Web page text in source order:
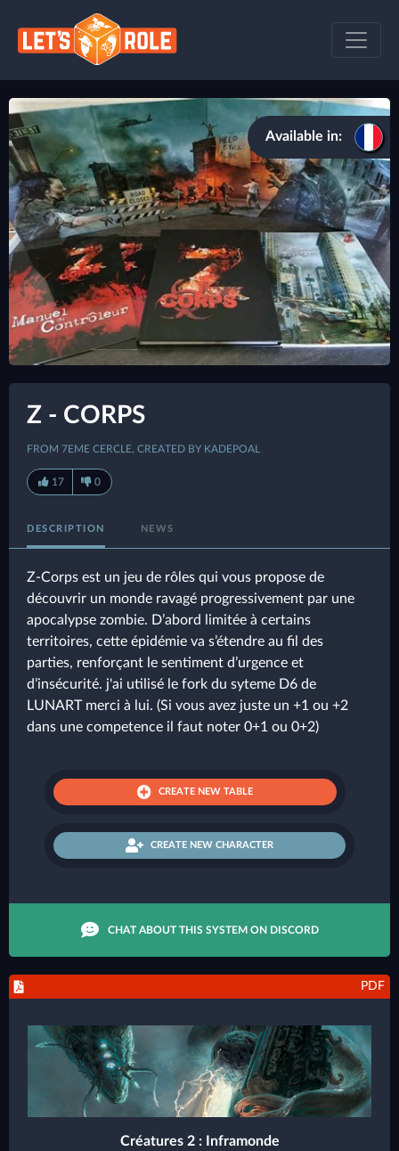
Available in:
Z - CORPS
FROM 7EME CERCLE, CREATED BY KADEPOAL
17 0
DESCRIPTION NEWS
Z-Corps est un jeu de rôles qui vous propose de
découvrir un monde ravagé progressivement par une
apocalypse zombie. D’abord limitée à certains
territoires, cette épidémie va s’étendre au fil des
parties, renforçant le sentiment d’urgence et
d’insécurité. j'ai utilisé le fork du syteme D6 de
LUNART merci à lui. (Si vous avez juste un +1 ou +2
dans une competence il faut noter 0+1 ou 0+2)
CREATE NEW TABLE
CREATE NEW CHARACTER
CHAT ABOUT THIS SYSTEM ON DISCORD
PDF
Créatures 2 : Inframonde